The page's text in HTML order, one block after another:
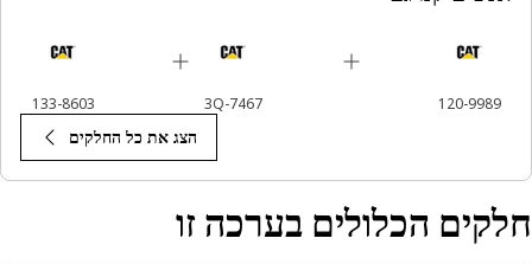
120-9989
3Q-7467
133-8603
הצג את כל החלקים
הכלולים בערכה זו